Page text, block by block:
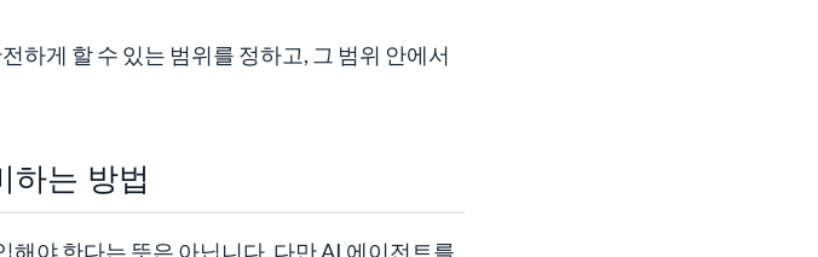
하게 할 수 있는 범위를 정하고, 그 범위 안에서
하는 방법
해야 한다는 뜻은 아닙니다. 다만 AI 에이전트를